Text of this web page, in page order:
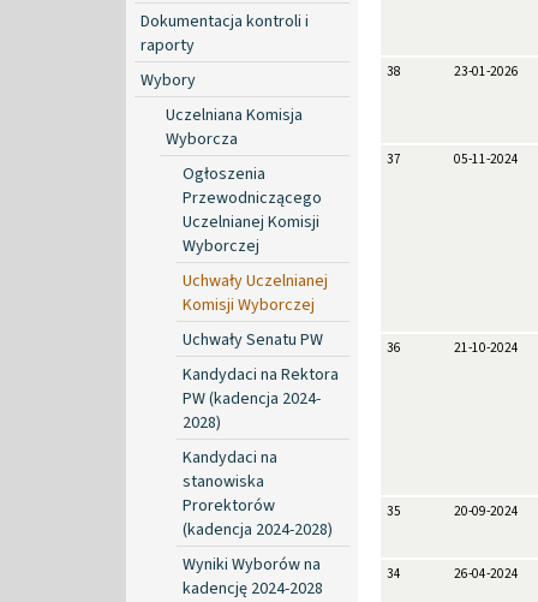
Dokumentacja kontroli i
raporty
Wybory
Uczelniana Komisja
Wyborcza
Ogłoszenia
Przewodniczącego
Uczelnianej Komisji
Wyborczej
Uchwały Uczelnianej
Komisji Wyborczej
Uchwały Senatu PW
Kandydaci na Rektora
PW (kadencja 2024-
2028)
Kandydaci na
stanowiska
Prorektorów
(kadencja 2024-2028)
Wyniki Wyborów na
kadencję 2024-2028
38 23-01-2026
37 05-11-2024
36 21-10-2024
35 20-09-2024
34 26-04-2024